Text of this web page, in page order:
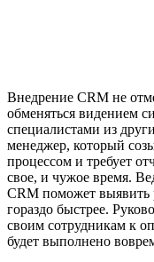
Внедрение CRM не
обменяться видением
специалистами из
менеджер, который
процессом и требует
свое, и чужое время.
CRM поможет выявить
гораздо быстрее.
своим сотрудникам к
будет выполнено